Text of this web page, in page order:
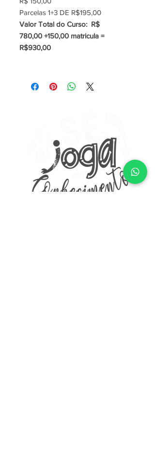
Parcelas 1+3 DE R$195,00
Valor Total do Curso: R$
780,00 +150,00 matricula =
R$930,00